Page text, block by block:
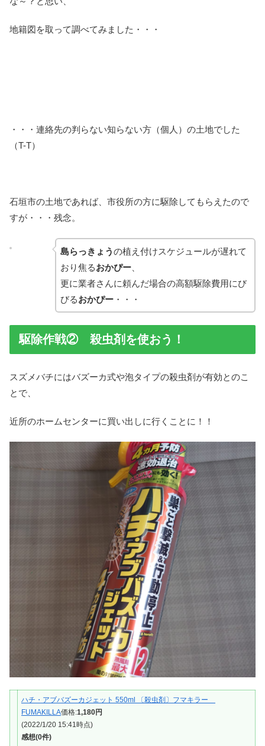
地籍図を取って調べてみました・・・
・・・連絡先の判らない知らない方（個人）の土地でした
（T-T）
石垣市の土地であれば、市役所の方に駆除してもらえたので
すが・・・残念。
島らっきょうの植え付けスケジュールが遅れて
おり焦るおかぴー、
更に業者さんに頼んだ場合の高額駆除費用にび
びるおかぴー・・・
駆除作戦② 殺虫剤を使おう！
スズメバチにはバズーカ式や泡タイプの殺虫剤が有効とのこ
とで、
近所のホームセンターに買い出しに行くことに！！
ハチ・アブバズーカジェット 550ml 〔殺虫剤〕フマキラー
FUMAKILLA価格:1,180円
(2022/1/20 15:41時点)
感想(0件)